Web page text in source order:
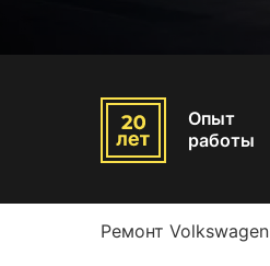
Опыт
работы
Ремонт Volkswagen